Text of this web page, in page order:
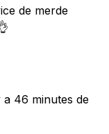
de merde
a 46 minutes de